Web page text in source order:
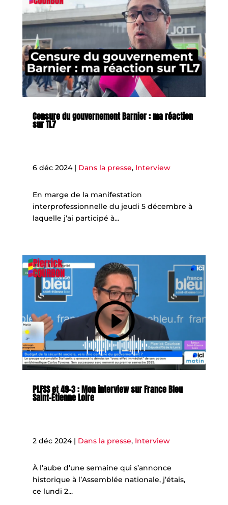
Censure du gouvernement Barnier : ma réaction
sur TL7
6 déc 2024| Dans la presse, Interview
En marge de la manifestation
interprofessionnelle du jeudi 5 décembre à
laquelle j’ai participé à...
PLFSS et 49-3 : Mon interview sur France Bleu
Saint-Étienne Loire
2 déc 2024| Dans la presse, Interview
À l’aube d’une semaine qui s’annonce
historique à l’Assemblée nationale, j’étais,
ce lundi 2...